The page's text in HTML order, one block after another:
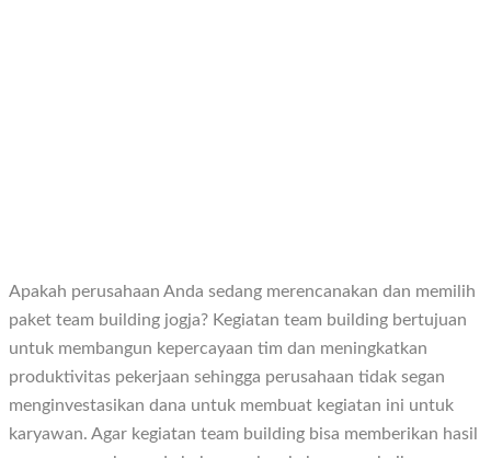
Apakah perusahaan Anda sedang merencanakan dan memilih
paket team building jogja? Kegiatan team building bertujuan
untuk membangun kepercayaan tim dan meningkatkan
produktivitas pekerjaan sehingga perusahaan tidak segan
menginvestasikan dana untuk membuat kegiatan ini untuk
karyawan. Agar kegiatan team building bisa memberikan hasil